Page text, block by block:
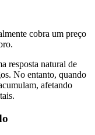
cobra um preço
resposta natural de
No entanto, quando
afetando